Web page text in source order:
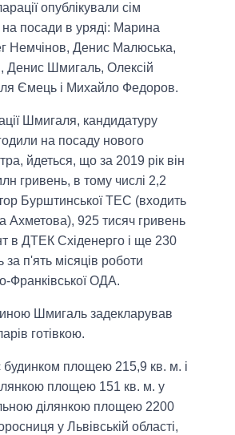
опублікували сім
на посади в уряді: Марина
Немчінов, Денис Малюська,
Денис Шмигаль, Олексій
Ємець і Михайло Федоров.
Шмигаля, кандидатуру
на посаду нового
йдеться, що за 2019 рік він
гривень, в тому числі 2,2
Бурштинської ТЕС (входить
Ахметова), 925 тисяч гривень
в ДТЕК Східенерго і ще 230
за п'ять місяців роботи
Франківської ОДА.
Шмигаль задекларував
готівкою.
будинком площею 215,9 кв. м. і
площею 151 кв. м. у
ділянкою площею 2200
у Львівській області,